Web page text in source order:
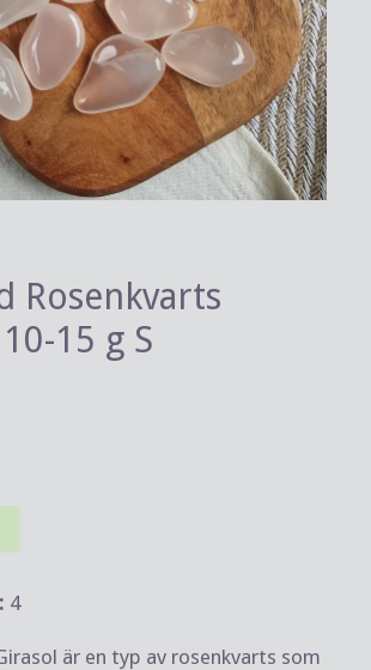
Rosenkvarts
15 g S
4
är en typ av rosenkvarts som